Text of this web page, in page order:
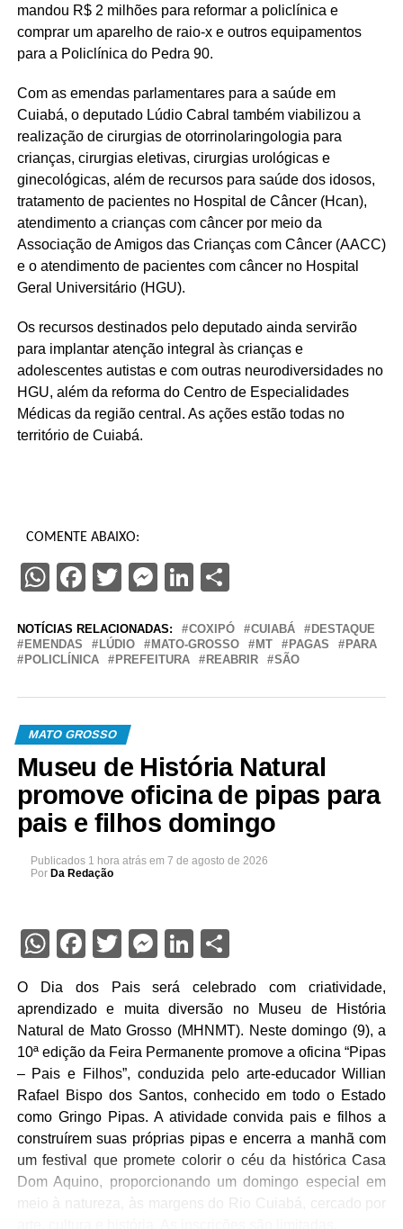
mandou R$ 2 milhões para reformar a policlínica e
comprar um aparelho de raio-x e outros equipamentos
para a Policlínica do Pedra 90.
Com as emendas parlamentares para a saúde em
Cuiabá, o deputado Lúdio Cabral também viabilizou a
realização de cirurgias de otorrinolaringologia para
crianças, cirurgias eletivas, cirurgias urológicas e
ginecológicas, além de recursos para saúde dos idosos,
tratamento de pacientes no Hospital de Câncer (Hcan),
atendimento a crianças com câncer por meio da
Associação de Amigos das Crianças com Câncer (AACC)
e o atendimento de pacientes com câncer no Hospital
Geral Universitário (HGU).
Os recursos destinados pelo deputado ainda servirão
para implantar atenção integral às crianças e
adolescentes autistas e com outras neurodiversidades no
HGU, além da reforma do Centro de Especialidades
Médicas da região central. As ações estão todas no
território de Cuiabá.
COMENTE ABAIXO:
WhatsApp
Facebook
Twitter
Messenger
LinkedIn
Share
NOTÍCIAS RELACIONADAS: COXIPÓ CUIABÁ
DESTAQUE
EMENDAS
LÚDIO MATO-GROSSO MT PAGAS
PARA
POLICLÍNICA
PREFEITURA REABRIR SÃO
MATO GROSSO
Museu de História Natural
promove oficina de pipas para
pais e filhos domingo
Publicados 1 hora atrás em 7 de agosto de 2026
Por Da Redação
WhatsApp
Facebook
Twitter
Messenger
LinkedIn
Share
O Dia dos Pais será celebrado com criatividade,
aprendizado e muita diversão no Museu de História
Natural de Mato Grosso (MHNMT). Neste domingo (9), a
10ª edição da Feira Permanente promove a oficina “Pipas
– Pais e Filhos”, conduzida pelo arte-educador Willian
Rafael Bispo dos Santos, conhecido em todo o Estado
como Gringo Pipas. A atividade convida pais e filhos a
construírem suas próprias pipas e encerra a manhã com
um festival que promete colorir o céu da histórica Casa
Dom Aquino, proporcionando um domingo especial em
meio à natureza, às margens do Rio Cuiabá, cercado por